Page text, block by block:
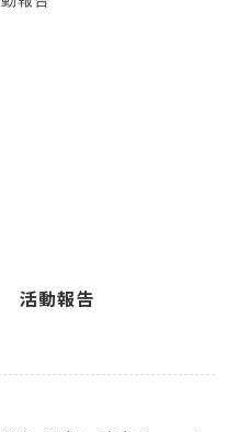
活動報告